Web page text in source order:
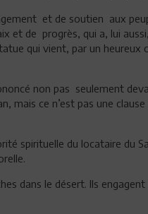
et de soutien aux
et de progrès, qui a, lui
qui vient, par un heureux
non pas seulement
mais ce n’est pas une
spirituelle du locataire du
dans le désert. Ils engagent